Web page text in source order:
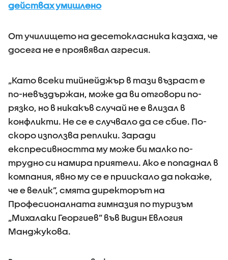
действах умишлено
От училището на десетокласника казаха, че
досега не е проявявал агресия.
„Като всеки тийнейджър в тази възраст е
по-невъздържан, може да ви отговори по-
рязко, но в никакъв случай не е влизал в
конфликти. Не се е случвало да се сбие. По-
скоро използва реплики. Заради
експресивността му може би малко по-
трудно си намира приятели. Ако е попаднал в
компания, явно му се е приискало да покаже,
че е велик”, смята директорът на
Професионалната гимназия по туризъм
„Михалаки Георгиев” във Видин Евлогия
Манджукова.